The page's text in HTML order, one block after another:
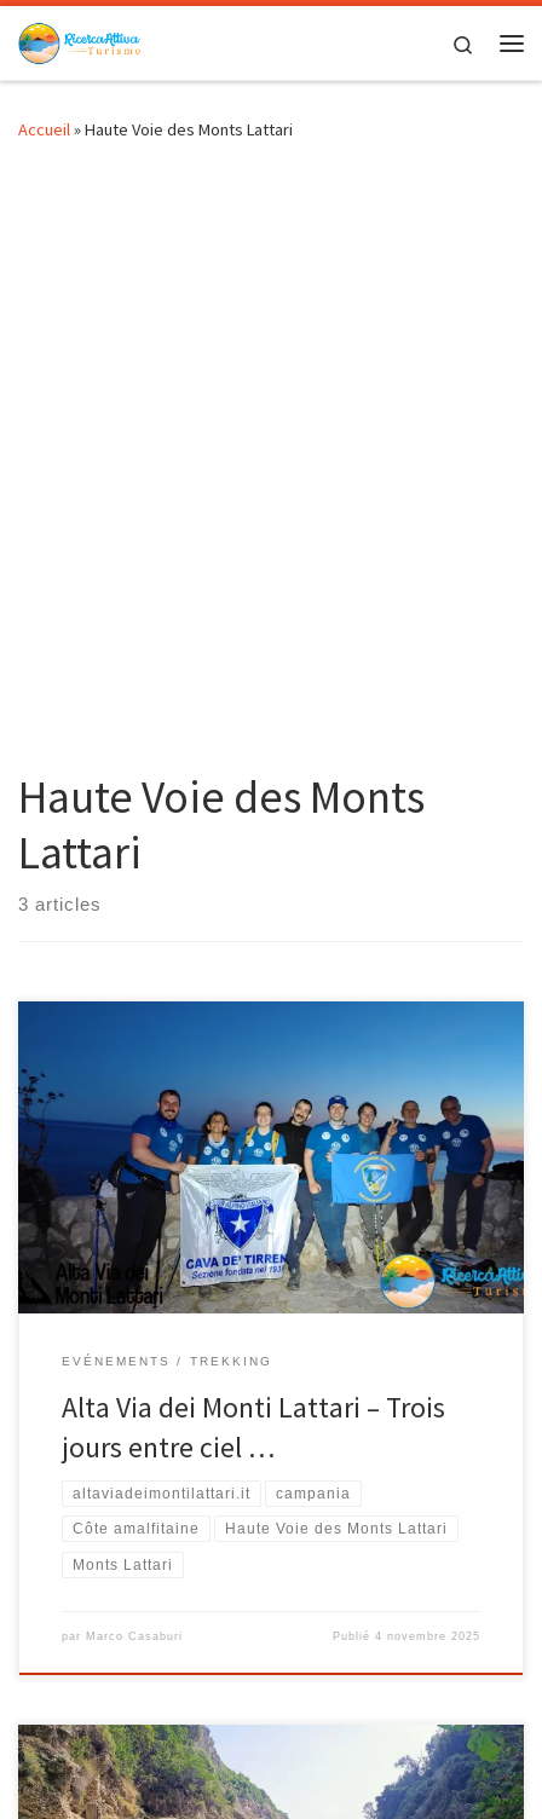
Passer au contenu
Search
Accueil»Haute Voie des Monts Lattari
Haute Voie des Monts
Lattari
3 articles
Marchez avec nous – 4e édition 2025 75 kilomètres. 4 500 mètres
de dénivelé positif. Un sentier unique, CAI n° 300.Un fil invisible qui
relie les crêtes de la presqu’île de Sorrente et de la côte
amalfitaine, des hauteurs de Cava de’ Tirreni jusqu’au
promontoire extrême de Punta Campanella.Un itinéraire hors des
[…]
EVÉNEMENTS TREKKING
Alta Via dei Monti Lattari – Trois
jours entre ciel …
altaviadeimontilattari.it campania
Côte amalfitaine Haute Voie des Monts Lattari
Monts Lattari
par Marco Casaburi Publié4 novembre 2025